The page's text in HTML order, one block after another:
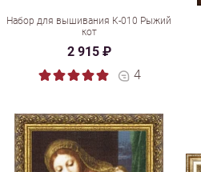
Набор для вышивания К-010 Рыжий
кот
2 915 ₽
4